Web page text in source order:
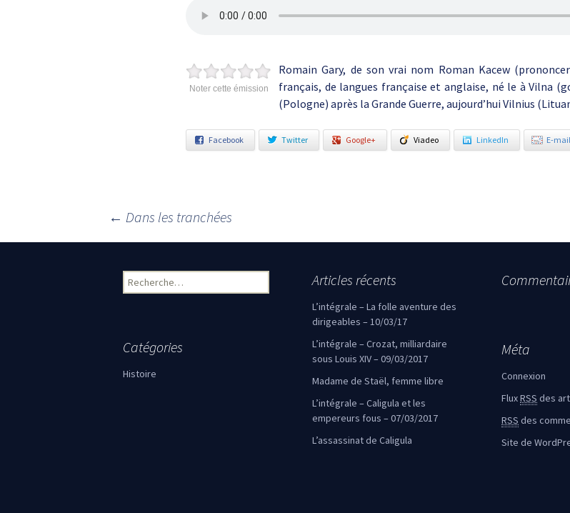
Noter cette émission
Romain Gary, de son vrai nom Roman Kacew
français, de langues française et anglaise, né le à Vilna
(Pologne) après la Grande Guerre, aujourd’hui Vilnius
Facebook Twitter Google+ Viadeo LinkedIn E-mail
Navigation des articles
← Dans les tranchées
Rechercher : Articles récents
L’intégrale – La folle aventure des
dirigeables – 10/03/17
L’intégrale – Crozat, milliardaire
sous Louis XIV – 09/03/2017
Madame de Staël, femme libre
L’intégrale – Caligula et les
empereurs fous – 07/03/2017
L’assassinat de Caligula
Catégories
Histoire
Méta
Connexion
FluxRSS des
RSS des
Site de